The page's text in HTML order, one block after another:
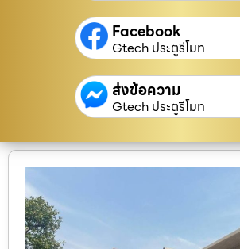
Facebook
Gtech ประตูรีโมท
ส่งข้อความ
Gtech ประตูรีโมท